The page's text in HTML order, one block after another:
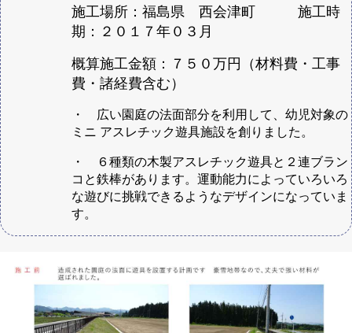
施工場所：福島県 西会津町 施工時
期：２０１７年０３月
概算施工金額：７５０万円（材料費・工事
費・諸経費含む）
・ 広い園庭の法面部分を利用して、幼児対象の
ミニ アスレチック遊具施設を創りました。
・ ６種類の木製アスレチック遊具と２連ブラン
コと鉄棒があります。運動能力によっていろいろ
な遊びに挑戦できるようなデザインになっていま
す。